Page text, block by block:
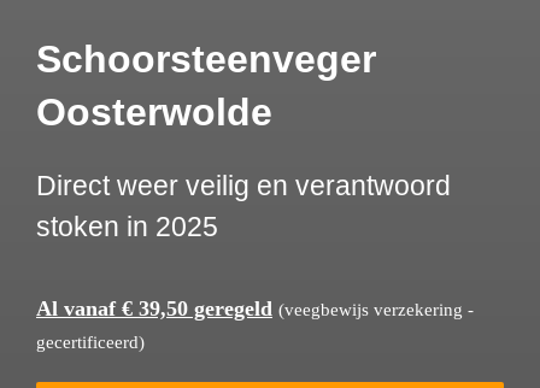
Schoorsteenveger
Oosterwolde
Direct weer veilig en verantwoord
stoken in 2025
Al vanaf € 39,50 geregeld (veegbewijs verzekering -
gecertificeerd)